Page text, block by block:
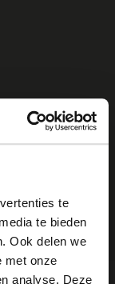
te
te bieden
Ook delen we
met onze
analyse. Deze
×